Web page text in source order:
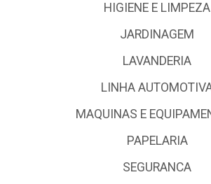
HIGIENE E LIMPEZA
JARDINAGEM
LAVANDERIA
LINHA
MAQUINAS E
PAPELARIA
SEGURANCA